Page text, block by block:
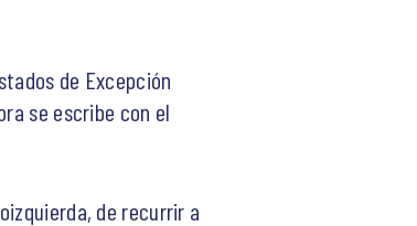
de Excepción
se escribe con el
de recurrir a